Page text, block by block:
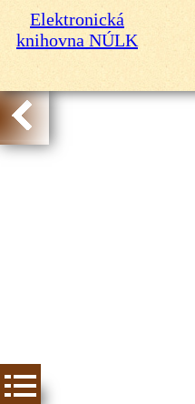
Elektronická
knihovna NÚLK